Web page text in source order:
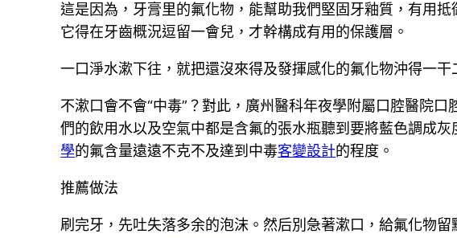
這是因為，牙膏里的氟化物，能幫助我們堅固牙釉質，有用
它得在牙齒概況逗留一會兒，才幹構成有用的保護層。
一口淨水漱下往，就把還沒來得及發揮感化的氟化物沖得一干
不漱口會不會“中毒”？對此，廣州醫科年夜學附屬口腔醫院
們的飲用水以及空氣中都是含氟的張水瓶聽到要將藍色調成
學的氟含量遠遠不克不及達到中毒客變設計的程度。
推薦做法
刷完牙，先吐失落多余的泡沫。然后別急著漱口，給氟化物